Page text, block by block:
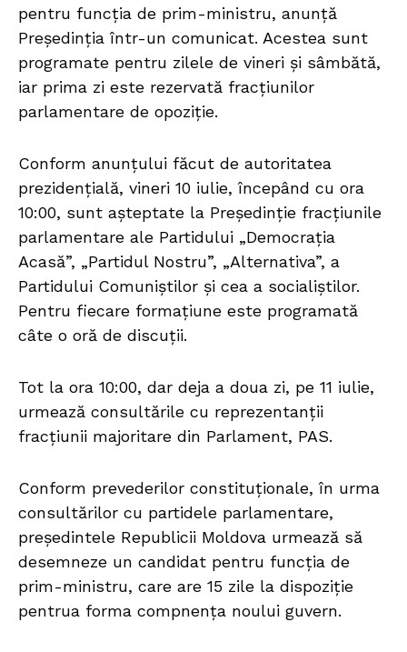
pentru funcția de prim-ministru, anunță
Președinția într-un comunicat. Acestea sunt
programate pentru zilele de vineri și sâmbătă,
iar prima zi este rezervată fracțiunilor
parlamentare de opoziție.
Conform anunțului făcut de autoritatea
prezidențială, vineri 10 iulie, începând cu ora
10:00, sunt așteptate la Președinție fracțiunile
parlamentare ale Partidului „Democrația
Acasă”, „Partidul Nostru”, „Alternativa”, a
Partidului Comuniștilor și cea a socialiștilor.
Pentru fiecare formațiune este programată
câte o oră de discuții.
Tot la ora 10:00, dar deja a doua zi, pe 11 iulie,
urmează consultările cu reprezentanții
fracțiunii majoritare din Parlament, PAS.
Conform prevederilor constituționale, în urma
consultărilor cu partidele parlamentare,
președintele Republicii Moldova urmează să
desemneze un candidat pentru funcția de
prim-ministru, care are 15 zile la dispoziție
pentrua forma compnența noului guvern.